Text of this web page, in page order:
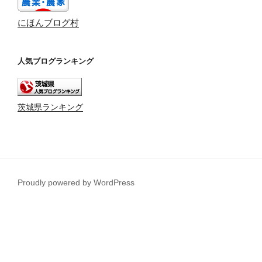
にほんブログ村
人気ブログランキング
茨城県ランキング
Proudly powered by WordPress